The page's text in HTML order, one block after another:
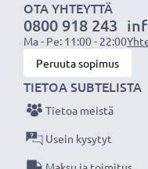
✔Sertifioitu
ylikuumenemiselta ja
Tekniset tiedot:
Tuotemerkki:
Kapasiteetti: 600mAh
Jännite : 3.6V - 3.7V
OTA YHTEYTTÄ
0800 918 243
Ma - Pe: 11:00 - 22:00
Peruuta sopimus
TIETOA SUBTELISTA
Tietoa meistä
Usein kysytyt